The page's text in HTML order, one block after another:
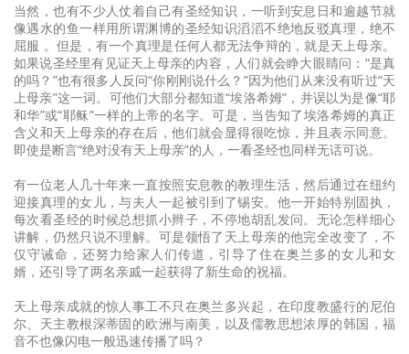
当然，也有不少人仗着自己有圣经知识，一听到安息日和逾越节就
像遇水的鱼一样用所谓渊博的圣经知识滔滔不绝地反驳真理，绝不
屈服 。但是，有一个真理是任何人都无法争辩的，就是天上母亲。
如果说圣经里有见证天上母亲的内容，人们就会睁大眼睛问：“是真
的吗？”也有很多人反问“你刚刚说什么？”因为他们从来没有听过“天
上母亲”这一词。可他们大部分都知道“埃洛希姆”，并误以为是像“耶
和华”或“耶稣”一样的上帝的名字。可是，当告知了埃洛希姆的真正
含义和天上母亲的存在后，他们就会显得很吃惊，并且表示同意。
即使是断言“绝对没有天上母亲”的人，一看圣经也同样无话可说。
有一位老人几十年来一直按照安息教的教理生活，然后通过在纽约
迎接真理的女儿，与夫人一起被引到了锡安。他一开始特别固执，
每次看圣经的时候总想抓小辫子，不停地胡乱发问。无论怎样细心
讲解，仍然只说不理解。可是领悟了天上母亲的他完全改变了，不
仅守诫命，还努力给家人们传道，引导了住在奥兰多的女儿和女
婿，还引导了两名亲戚一起获得了新生命的祝福。
天上母亲成就的惊人事工不只在奥兰多兴起，在印度教盛行的尼伯
尔、天主教根深蒂固的欧洲与南美，以及儒教思想浓厚的韩国，福
音不也像闪电一般迅速传播了吗？